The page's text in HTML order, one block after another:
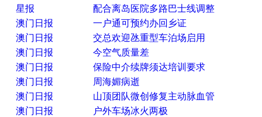
星报
配合离岛医院多路巴士线调整
澳门日报
一户通可预约办回乡证
澳门日报
交总欢迎氹重型车泊场启用
澳门日报
今空气质量差
澳门日报
保险中介续牌须达培训要求
澳门日报
周海媚病逝
澳门日报
山顶团队微创修复主动脉血管
澳门日报
户外车场冰火两极